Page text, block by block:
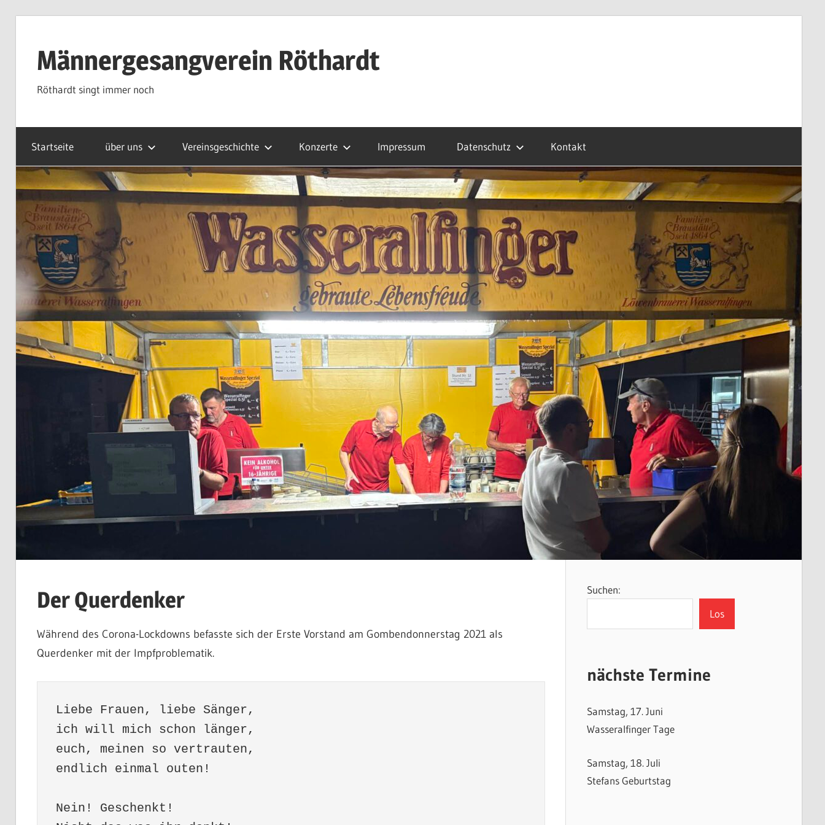
springenMännergesangverein Röthardt
Röthardt singt immer noch
Startseite über uns Vereinsgeschichte Konzerte Impressum Datenschutz Kontakt
Der Querdenker
Während des Corona-Lockdowns befasste sich der Erste Vorstand am Gombendonnerstag 2021 als
Querdenker mit der Impfproblematik.
Liebe Frauen, liebe Sänger,
ich will mich schon länger,
euch, meinen so vertrauten,
endlich einmal outen!
Nein! Geschenkt!
Suchen:
Los
nächste Termine
Samstag, 17. Juni
Wasseralfinger Tage
Samstag, 18. Juli
Stefans Geburtstag